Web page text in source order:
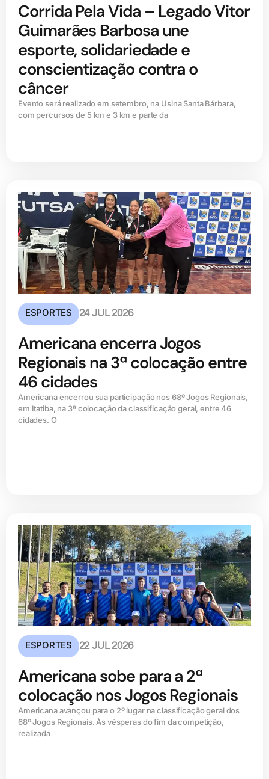
Corrida Pela Vida – Legado Vitor
Guimarães Barbosa une
esporte, solidariedade e
conscientização contra o
câncer
Evento será realizado em setembro, na Usina Santa Bárbara,
com percursos de 5 km e 3 km e parte da
ESPORTES 24 JUL 2026
Americana encerra Jogos
Regionais na 3ª colocação entre
46 cidades
Americana encerrou sua participação nos 68º Jogos Regionais,
em Itatiba, na 3ª colocação da classificação geral, entre 46
cidades. O
ESPORTES 22 JUL 2026
Americana sobe para a 2ª
colocação nos Jogos Regionais
Americana avançou para o 2º lugar na classificação geral dos
68º Jogos Regionais. Às vésperas do fim da competição,
realizada